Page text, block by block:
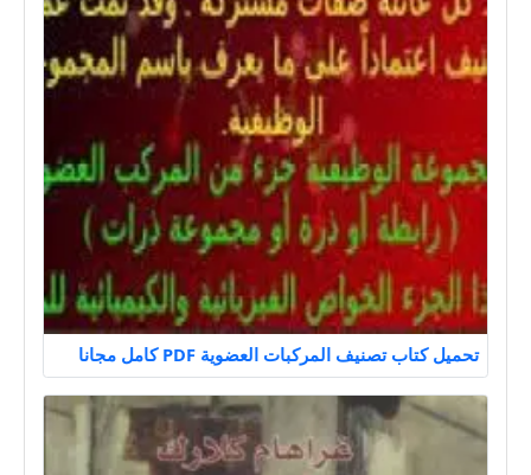
تحميل كتاب تصنيف المركبات العضوية PDF كامل مجانا